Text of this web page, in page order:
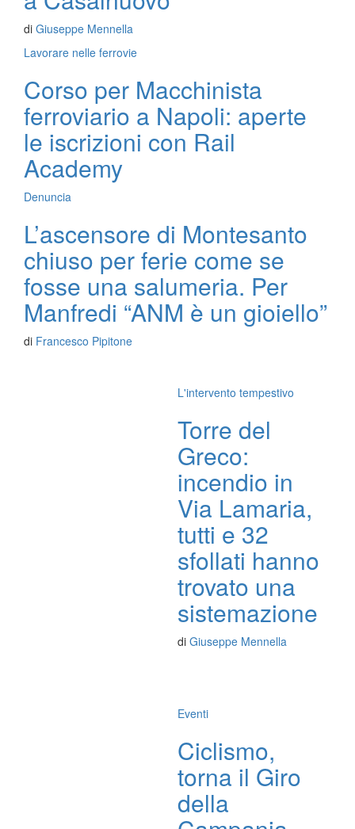
di Giuseppe Mennella
Lavorare nelle ferrovie
Corso per Macchinista
ferroviario a Napoli: aperte
le iscrizioni con Rail
Academy
Denuncia
L’ascensore di Montesanto
chiuso per ferie come se
fosse una salumeria. Per
Manfredi “ANM è un gioiello”
di Francesco Pipitone
L'intervento tempestivo
Torre del
Greco:
incendio in
Via Lamaria,
tutti e 32
sfollati hanno
trovato una
sistemazione
di Giuseppe Mennella
Eventi
Ciclismo,
torna il Giro
della